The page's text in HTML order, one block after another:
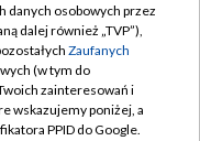
danych osobowych przez
dalej również „TVP”),
Zaufanych
(w tym do
zainteresowań i
wskazujemy poniżej, a
PPID do Google.